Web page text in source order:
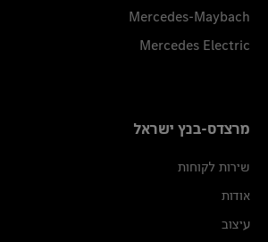
Mercedes-Maybach
Mercedes Electric
מרצדס-בנץ ישראל
שירות לקוחות
אודות
עיצוב